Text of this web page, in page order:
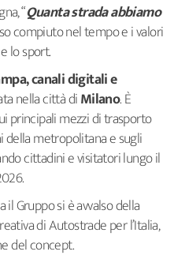
“Quanta strada abbiamo
compiuto nel tempo e i valori
lo sport.
canali digitali e
nella città diMilano. È
principali mezzi di trasporto
della metropolitana e sugli
cittadini e visitatori lungo il
Gruppo si è avvalso della
di Autostrade per l’Italia,
del concept.